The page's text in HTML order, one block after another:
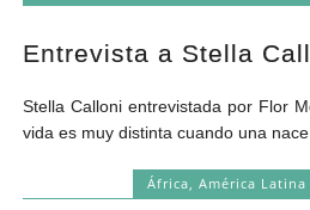
Entrevista a Stella
Stella Calloni entrevistada por Flor
vida es muy distinta cuando una nace
África ,América Latina